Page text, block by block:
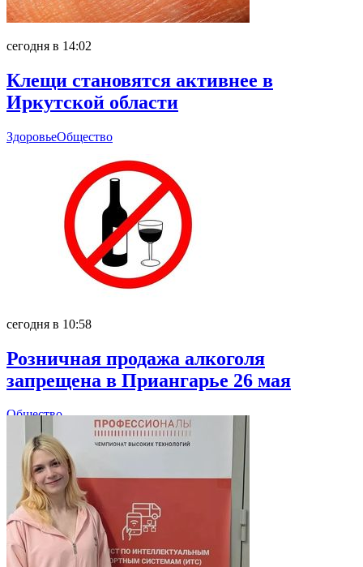
сегодня в 14:02
Клещи становятся активнее в
Иркутской области
ЗдоровьеОбщество
сегодня в 10:58
Розничная продажа алкоголя
запрещена в Приангарье 26 мая
Общество